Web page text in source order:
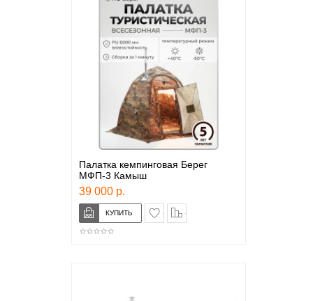
Палатка кемпинговая Берег
МФП-3 Камыш
39 000 р.
в закладки